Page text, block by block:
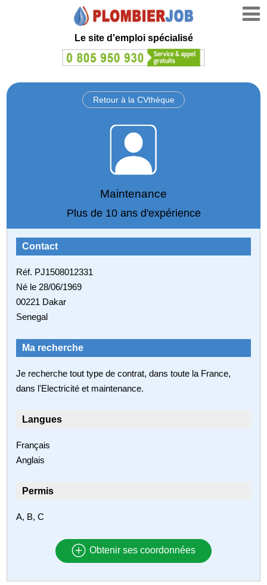
Le site d'emploi spécialisé
Retour à la CVthèque
Maintenance
Plus de 10 ans d'expérience
Contact
Réf. PJ1508012331
Né le 28/06/1969
00221 Dakar
Senegal
Ma recherche
Je recherche tout type de contrat, dans toute la France,
dans l'Electricité et maintenance.
Langues
Français
Anglais
Permis
A, B, C
Obtenir ses coordonnées